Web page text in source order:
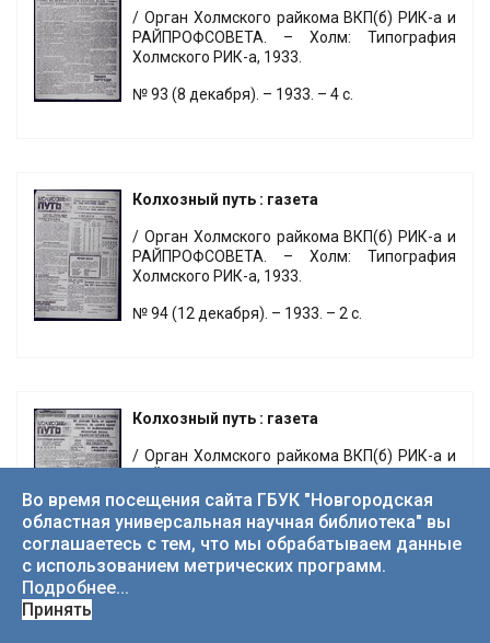
/ Орган Холмского райкома ВКП(б) РИК-а и
РАЙПРОФСОВЕТА. – Холм: Типография
Холмского РИК-а, 1933.
№ 93 (8 декабря). – 1933. – 4 с.
Колхозный путь : газета
/ Орган Холмского райкома ВКП(б) РИК-а и
РАЙПРОФСОВЕТА. – Холм: Типография
Холмского РИК-а, 1933.
№ 94 (12 декабря). – 1933. – 2 с.
Колхозный путь : газета
/ Орган Холмского райкома ВКП(б) РИК-а и
Холмского РИК-а, 1933.
№ 95 (14 декабря). – 1933. – 2 с.
Во время посещения сайта ГБУК "Новгородская
областная универсальная научная библиотека" вы
соглашаетесь с тем, что мы обрабатываем данные
с использованием метрических программ.
Подробнее...
Принять